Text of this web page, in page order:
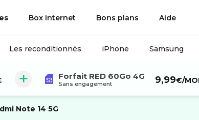
Box internet Bons plans Aide
Les reconditionnés iPhone Samsung
de : Forfait RED 60Go 4G
Sans engagement 9,99€/
Note 14 5G